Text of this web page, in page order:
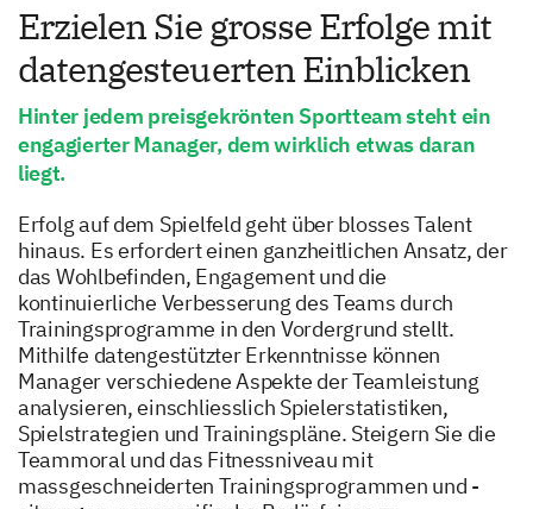
Erzielen Sie grosse Erfolge mit
datengesteuerten Einblicken
Hinter jedem preisgekrönten Sportteam steht ein
engagierter Manager, dem wirklich etwas daran
liegt.
Erfolg auf dem Spielfeld geht über blosses Talent
hinaus. Es erfordert einen ganzheitlichen Ansatz, der
das Wohlbefinden, Engagement und die
kontinuierliche Verbesserung des Teams durch
Trainingsprogramme in den Vordergrund stellt.
Mithilfe datengestützter Erkenntnisse können
Manager verschiedene Aspekte der Teamleistung
analysieren, einschliesslich Spielerstatistiken,
Spielstrategien und Trainingspläne. Steigern Sie die
Teammoral und das Fitnessniveau mit
massgeschneiderten Trainingsprogrammen und -